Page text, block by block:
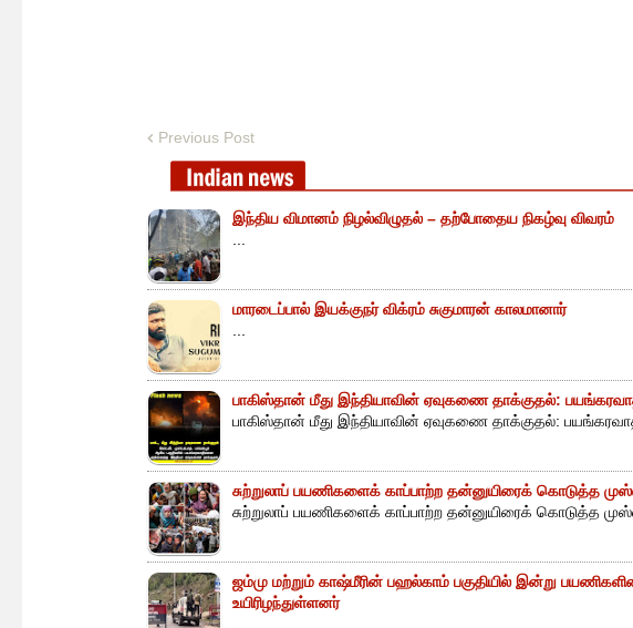
Previous Post
இந்திய விமானம் நிழல்விழுதல் – தற்போதைய நிகழ்வு விவரம்
மாரடைப்பால் இயக்குநர் விக்ரம் சுகுமாரன் காலமானார்
பாகிஸ்தான் மீது இந்தியாவின் ஏவுகணை தாக்குதல்:
பாகிஸ்தான் மீது இந்தியாவின் ஏவுகணை தாக்குதல்:
சுற்றுலாப் பயணிகளைக் காப்பாற்ற தன்னுயிரைக் கொடுத்த
சுற்றுலாப் பயணிகளைக் காப்பாற்ற தன்னுயிரைக் கொடுத்த
ஜம்மு மற்றும் காஷ்மீரின் பஹல்காம் பகுதியில் இன்று
உயிரிழந்துள்ளனர்